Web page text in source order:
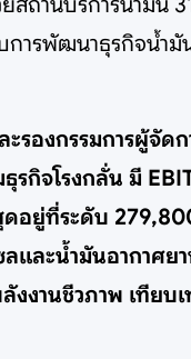
ารพัฒนาธุรกิจน้ำ
องกรรมการผู้จั
จโรงกลั่น มี
อยู่ที่ระดับ
ละน้ำมันอากาศย
งานชีวภาพ เทีย